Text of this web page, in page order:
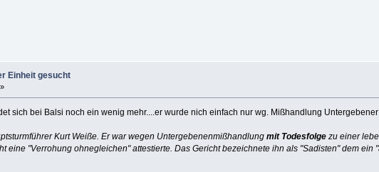
Einheit gesucht
sich bei Balsi noch ein wenig mehr....er wurde nich einfach nur wg. Mißhandlung
Kurt Weiße. Er war wegen Untergebenenmißhandlung mit Todesfolgezu einer
eine "Verrohung ohnegleichen" attestierte. Das Gericht bezeichnete ihn als "Sadisten" dem ein